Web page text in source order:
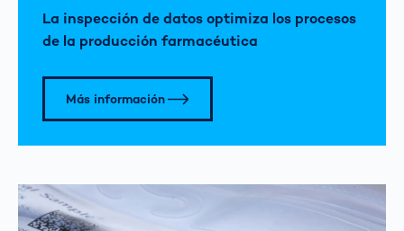
La inspección de datos optimiza los procesos
de la producción farmacéutica
Más información